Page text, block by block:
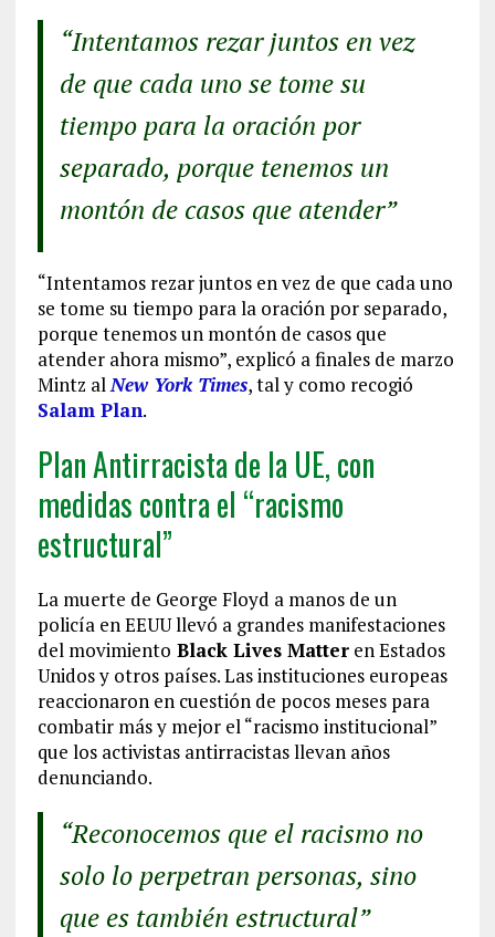
“Intentamos rezar juntos en vez
de que cada uno se tome su
tiempo para la oración por
separado, porque tenemos un
montón de casos que atender”
“Intentamos rezar juntos en vez de que cada uno
se tome su tiempo para la oración por separado,
porque tenemos un montón de casos que
atender ahora mismo”, explicó a finales de marzo
Mintz alNew York Times, tal y como recogió
Salam Plan.
Plan Antirracista de la UE, con
medidas contra el “racismo
estructural”
La muerte de George Floyd a manos de un
policía en EEUU llevó a grandes manifestaciones
del movimiento Black Lives Matteren Estados
Unidos y otros países. Las instituciones europeas
reaccionaron en cuestión de pocos meses para
combatir más y mejor el “racismo institucional”
que los activistas antirracistas llevan años
denunciando.
“Reconocemos que el racismo no
solo lo perpetran personas, sino
que es también estructural”